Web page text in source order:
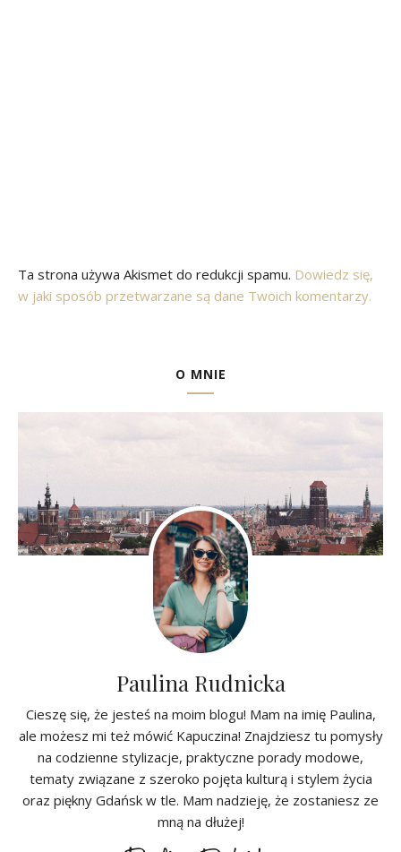
Ta strona używa Akismet do redukcji spamu. Dowiedz się,
w jaki sposób przetwarzane są dane Twoich komentarzy.
O MNIE
Paulina Rudnicka
Cieszę się, że jesteś na moim blogu! Mam na imię Paulina,
ale możesz mi też mówić Kapuczina! Znajdziesz tu pomysły
na codzienne stylizacje, praktyczne porady modowe,
tematy związane z szeroko pojęta kulturą i stylem życia
oraz piękny Gdańsk w tle. Mam nadzieję, że zostaniesz ze
mną na dłużej!